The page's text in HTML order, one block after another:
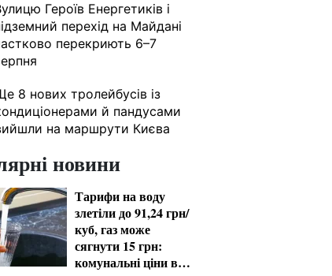
Героїв Енергетиків і
перехід на Майдані
перекриють 6–7
8 нових тролейбусів із
й пандусами
на маршрути Києва
новини
Тарифи на воду
злетіли до 91,24 грн/
куб, газ може
сягнути 15 грн:
комунальні ціни в